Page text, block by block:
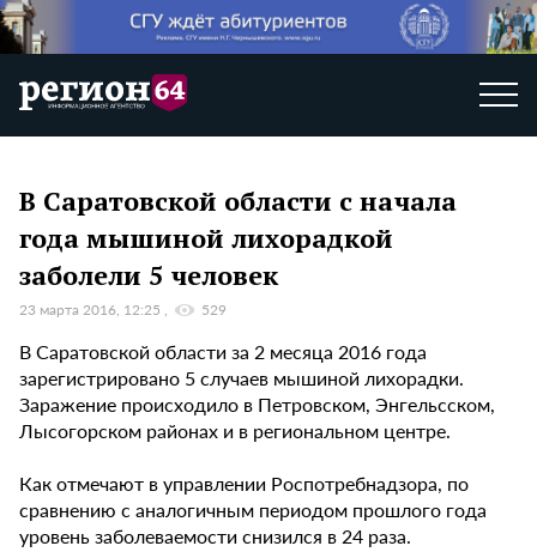
В Саратовской области с начала
года мышиной лихорадкой
заболели 5 человек
23 марта 2016, 12:25 529
В Саратовской области за 2 месяца 2016 года
зарегистрировано 5 случаев мышиной лихорадки.
Заражение происходило в Петровском, Энгельсском,
Лысогорском районах и в региональном центре.
Как отмечают в управлении Роспотребнадзора, по
сравнению с аналогичным периодом прошлого года
уровень заболеваемости снизился в 24 раза.